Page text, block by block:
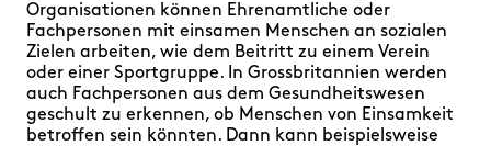
Organisationen können Ehrenamtliche oder
Fachpersonen mit einsamen Menschen an sozialen
Zielen arbeiten, wie dem Beitritt zu einem Verein
oder einer Sportgruppe. In Grossbritannien werden
auch Fachpersonen aus dem Gesundheitswesen
geschult zu erkennen, ob Menschen von Einsamkeit
betroffen sein könnten. Dann kann beispielsweise